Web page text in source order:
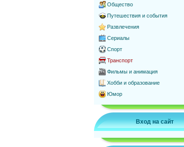
Общество
Путешествия и события
Развлечения
Сериалы
Спорт
Транспорт
Фильмы и анимация
Хобби и образование
Юмор
Вход на сайт